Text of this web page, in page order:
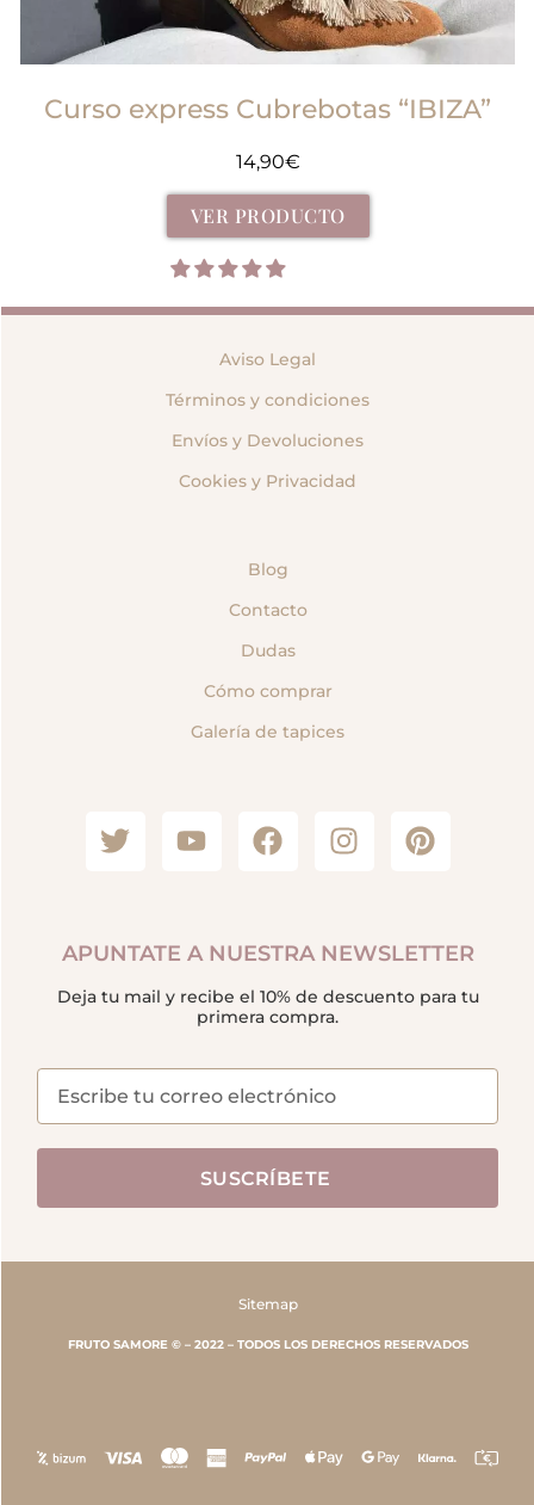
Curso express Cubrebotas “IBIZA”
14,90€
VER PRODUCTO
Aviso Legal
Términos y condiciones
Envíos y Devoluciones
Cookies y Privacidad
Blog
Contacto
Dudas
Cómo comprar
Galería de tapices
APUNTATE A NUESTRA NEWSLETTER
Deja tu mail y recibe el 10% de descuento para tu
primera compra.
SUSCRÍBETE
Sitemap
FRUTO SAMORE © – 2022 – TODOS LOS DERECHOS RESERVADOS